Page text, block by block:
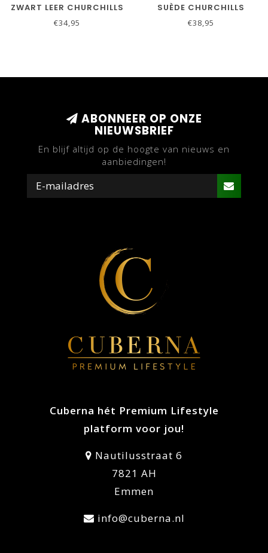
ZWART LEER CHURCHILLS
€34,95
SUÈDE CHURCHILLS
€38,95
ABONNEER OP ONZE
NIEUWSBRIEF
En blijf altijd op de hoogte van nieuws en
aanbiedingen!
Cuberna hét Premium Lifestyle
platform voor jou!
Nautilusstraat 6
7821 AH
Emmen
info@cuberna.nl